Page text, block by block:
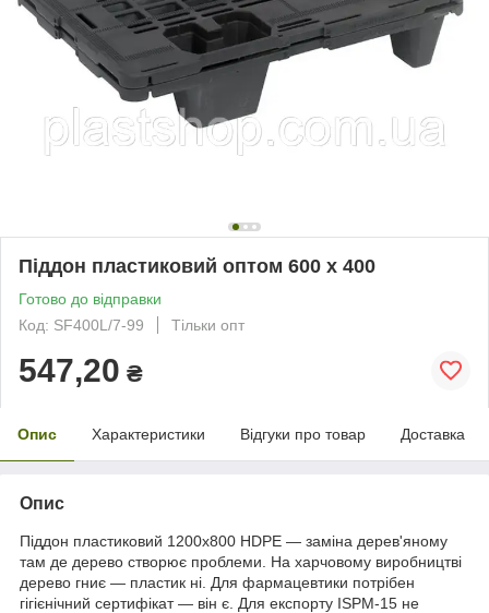
Піддон пластиковий оптом 600 х 400
Готово до відправки
Код: SF400L/7-99
Тільки опт
547,20 ₴
Опис Характеристики Відгуки про товар Доставка
Опис
Піддон пластиковий 1200х800 HDPE — заміна дерев'яному
там де дерево створює проблеми. На харчовому виробництві
дерево гниє — пластик ні. Для фармацевтики потрібен
гігієнічний сертифікат — він є. Для експорту ISPM-15 не